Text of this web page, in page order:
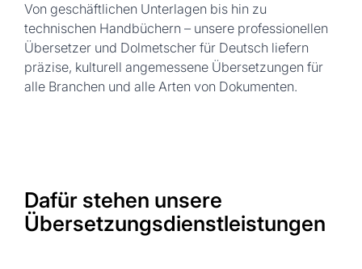
Von geschäftlichen Unterlagen bis hin zu
technischen Handbüchern – unsere professionellen
Übersetzer und Dolmetscher für Deutsch liefern
präzise, kulturell angemessene Übersetzungen für
alle Branchen und alle Arten von Dokumenten.
Dafür stehen unsere
Übersetzungsdienstleistungen